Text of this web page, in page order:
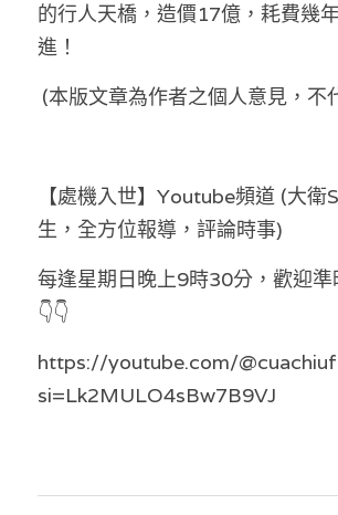
的行人天橋，造價17億，耗費幾
進！
(本版文章為作者之個人意見，不
【處機入世】Youtube頻道 (大衛
生，全方位報導，評論時事)
每逢星期日晚上9時30分，歡迎準
👇👇
https://youtube.com/
si=Lk2MULO4sBw7B9VJ